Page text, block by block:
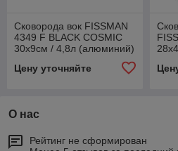
Сковорода вок FISSMAN
4349 F BLACK COSMIC
30x9см / 4,8л (алюминий)
Цену уточняйте
О нас
Рейтинг не сформирован